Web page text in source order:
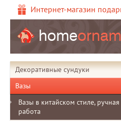
Интернет-магазин
Декоративные сундуки
Вазы
Вазы в китайском стиле, ручная
работа